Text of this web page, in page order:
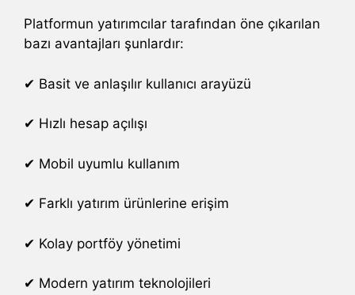
Platformun yatırımcılar tarafından öne çıkarılan
bazı avantajları şunlardır:
✔ Basit ve anlaşılır kullanıcı arayüzü
✔ Hızlı hesap açılışı
✔ Mobil uyumlu kullanım
✔ Farklı yatırım ürünlerine erişim
✔ Kolay portföy yönetimi
✔ Modern yatırım teknolojileri